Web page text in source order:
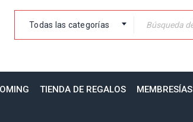
Todas las categorías
TIENDA DE REGALOS MEMBRESÍAS